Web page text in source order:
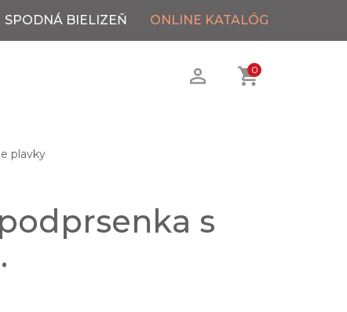
SPODNÁ BIELIZEŇ ONLINE KATALÓG
0
plavky
s